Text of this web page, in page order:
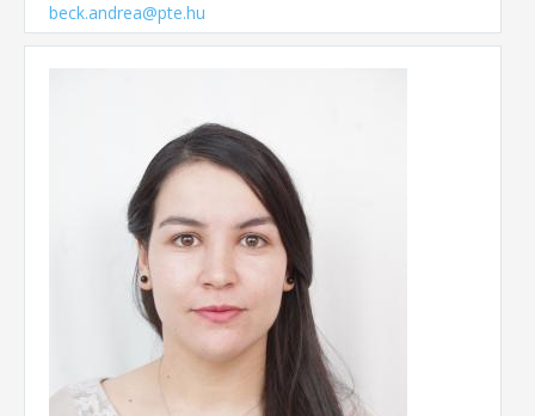
beck.andrea@pte.hu